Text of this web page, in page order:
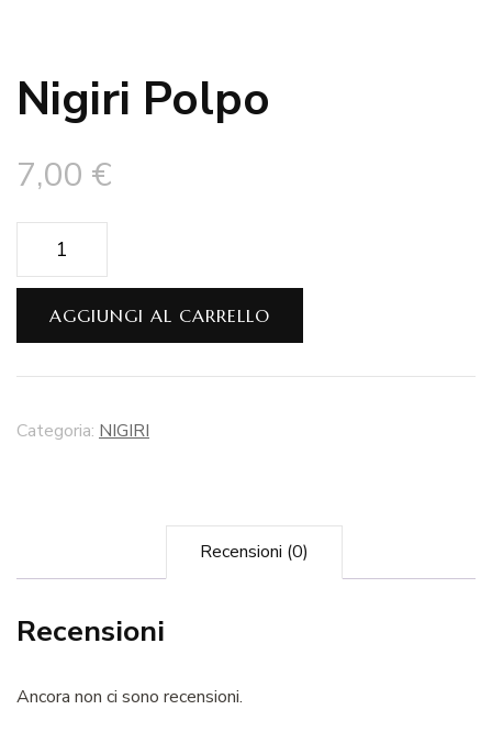
Nigiri Polpo
7,00 €
Nigiri
Polpo
AGGIUNGI AL CARRELLO
Categoria: NIGIRI
Recensioni (0)
Recensioni
Ancora non ci sono recensioni.